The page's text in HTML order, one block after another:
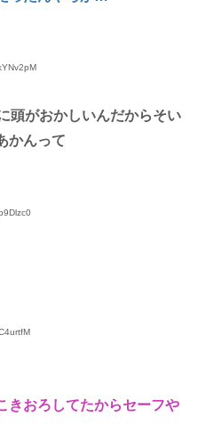
頭がおかしいんだからそい
かんって
きおろしてたからセーフや